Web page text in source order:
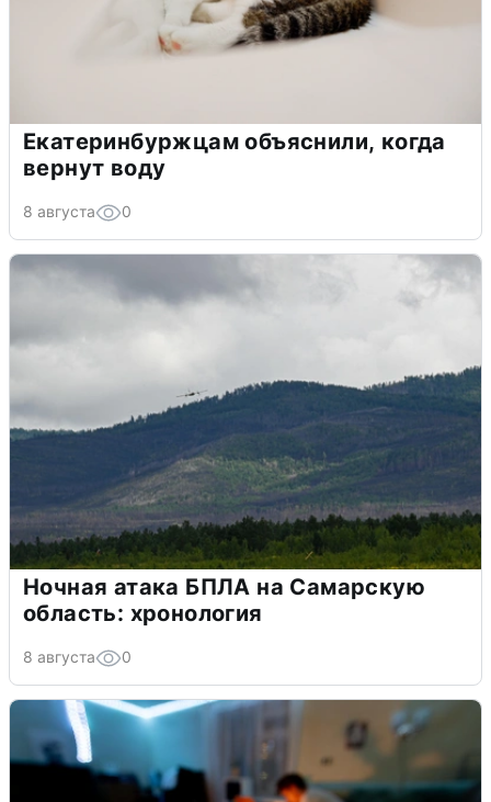
Екатеринбуржцам объяснили, когда
вернут воду
8 августа 0
Ночная атака БПЛА на Самарскую
область: хронология
8 августа 0